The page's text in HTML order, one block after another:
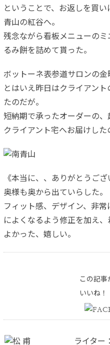
ということで、お返しを買い
青山の紅谷へ。
残念ながら看板メニューの
るみ餅を詰めて貰った。
ボットーネ表参道サロンの金
とはいえ昨日はクライアン
たのだが。
短納期で承ったオーダーの
クライアント宅へお届けした
《本当に、、ありがとうご
奥様も奥から出ていらした。
フィット感、デザイン、非
によくなるよう修正を加え、
よかった、嬉しい。
この記事
いいね！
ライター